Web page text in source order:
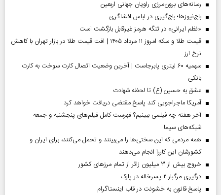
رسانه‌های برون‌مرزی راویان جهانی اربعین
باج‌نیوزها؛ باج‌گیری در لباس افشاگری
«نظم ایرانی» در تنگه هرمز غیرقابل بازگشت است
قیمت طلا و سکه امروز ۱۱ مرداد ۱۴۰۵ | افت قیمت طلا در بازار تهران با کاهش
نرخ ارز
سهمیه ۶۰ لیتری پابرجاست | آخرین وضعیت اتصال کارت سوخت به کارت
بانکی
عشق به حسین (ع) تا لحظه شهادت
آمریکا ماجراجویی کند پاسخ مقتضی دریافت خواهد کرد
آخر هفته چه فیلمی ببینیم؟ فهرست کامل فیلم‌های پنجشنبه و جمعه
شبکه‌های سیما
همه مردمی که این سختی‌ها را می‌بینند و تحمل می‌کنند، برای ایران و
کشورشان این کاررا انجام می‌دهند
خروج بیش از ۳ میلیون زائر از تمام مرز‌های کشور
درگیری مرگبار ۲ پسرخاله در پارک
پاسخ قانون به خشونت در قاب اینستاگرام